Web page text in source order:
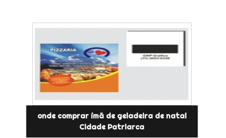
onde comprar ímã de geladeira de natal
Cidade Patriarca